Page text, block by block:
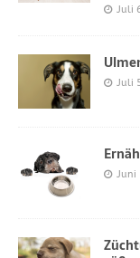
Juli
Juli
Juni